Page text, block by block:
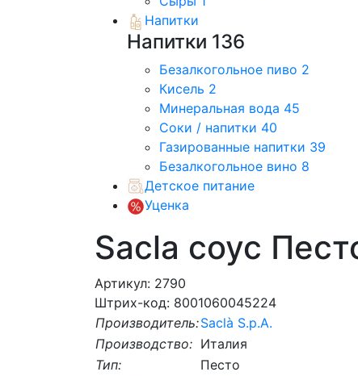
Напитки
Напитки 136
Безалкогольное пиво 2
Кисель 2
Минеральная вода 45
Соки / напитки 40
Газированные напитки 39
Безалкогольное вино 8
Детское питание
Уценка
Sacla соус
Артикул: 2790
Штрих-код: 8001060045224
Производитель:Saclà S.p.A.
Производство: Италия
Тип:
Песто